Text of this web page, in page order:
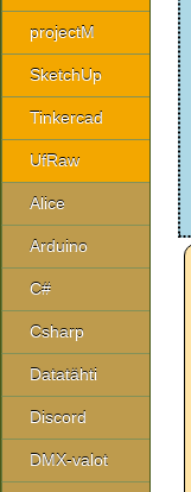
projectM
SketchUp
Tinkercad
UfRaw
Alice
Arduino
C#
Csharp
Datatähti
Discord
DMX-valot